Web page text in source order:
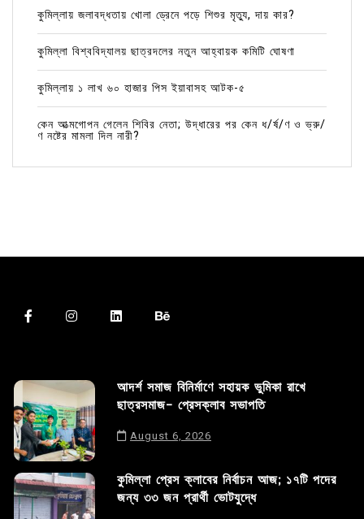
কুমিল্লায় জলাবদ্ধতায় খোলা ড্রেনে পড়ে শিশুর মৃত্যু, দায় কার?
কুমিল্লা বিশ্ববিদ্যালয় ছাত্রদলের নতুন আহ্বায়ক কমিটি ঘোষণা
কুমিল্লায় ১ লাখ ৬০ হাজার পিস ইয়াবাসহ আটক-৫
কেন আত্মগোপন গেলেন শিবির নেতা; উদ্ধারের পর কেন ধ/র্ষ/ণ ও ভ্রু/
ণ নষ্টের মামলা দিল নারী?
আদর্শ সমাজ বিনির্মাণে সহায়ক ভুমিকা রাখে
ছাত্রসমাজ- প্রেসক্লাব সভাপতি
August 6, 2026
কুমিল্লা প্রেস ক্লাবের নির্বাচন আজ; ১৭টি পদের
জন্য ৩৩ জন প্রার্থী ভোটযুদ্ধে